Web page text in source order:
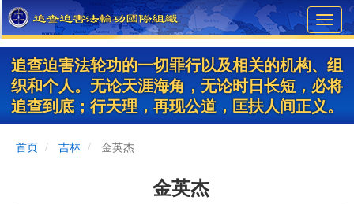
Skip
to
main
content
追查迫害法轮功的一切罪行以及相关的机构、组
织和个人。无论天涯海角，无论时日长短，必将
追查到底；行天理，再现公道，匡扶人间正义。
首页 吉林 金英杰
金英杰